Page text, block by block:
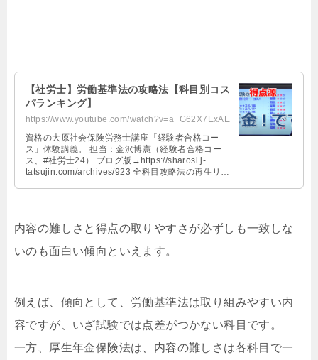
【社労士】労働基準法の攻略法【科目別コス
パランキング】
https://www.youtube.com/watch?v=a_G62X7ExAE
資格の大原社会保険労務士講座「経験者合格コー
ス」体験講義。 担当：金沢博憲（経験者合格コー
ス、#社労士24） ブログ版→https://sharosi.j-
tatsujin.com/archives/923 全科目攻略法の再生リス
【INDEX】 0:00~「浅く×広く×高く」 6:02~「虫の
12:42~「知識のドーナツ化」 14:51~「原理からの
内容の難しさと得点の取りやすさが必ずしも一致しな
いのも面白い傾向といえます。
例えば、傾向として、労働基準法は取り組みやすい内
容ですが、いざ試験では点差がつかない科目です。
一方、厚生年金保険法は、内容の難しさは各科目で一